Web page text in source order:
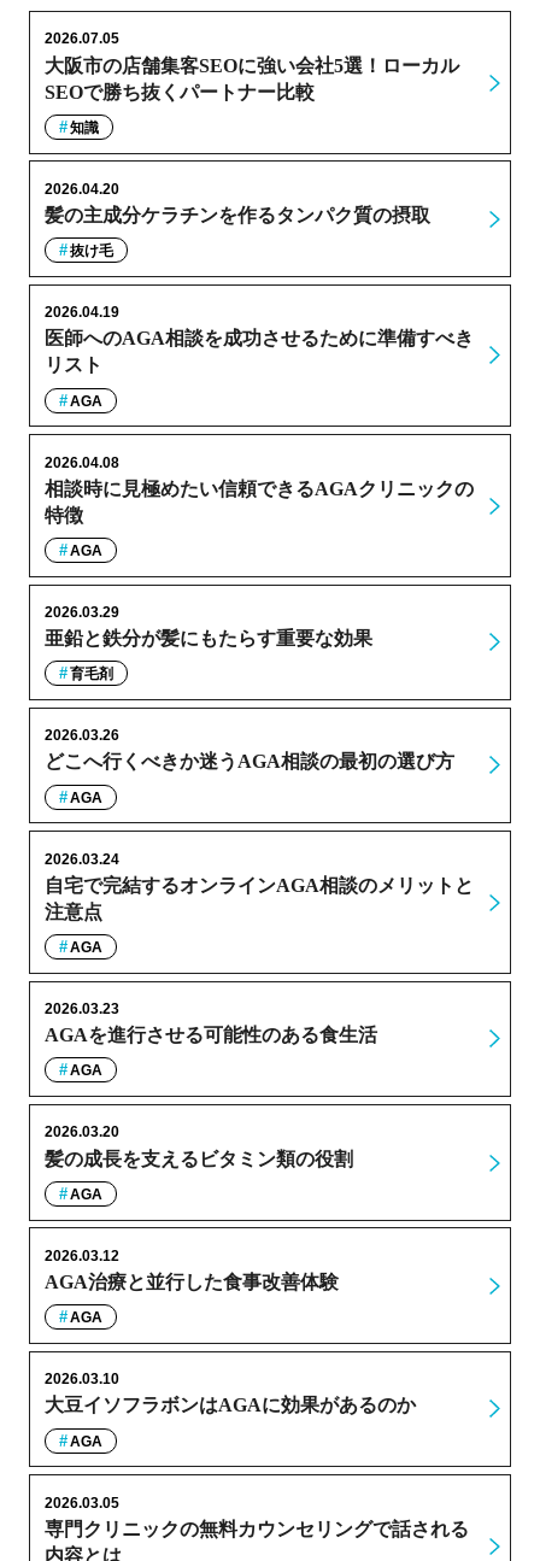
大阪市の店舗集客SEOに強い会社5選！ローカル
SEOで勝ち抜くパートナー比較
2026.07.05
知識
髪の主成分ケラチンを作るタンパク質の摂取
2026.04.20
抜け毛
医師へのAGA相談を成功させるために準備すべき
リスト
2026.04.19
AGA
相談時に見極めたい信頼できるAGAクリニックの
特徴
2026.04.08
AGA
亜鉛と鉄分が髪にもたらす重要な効果
2026.03.29
育毛剤
どこへ行くべきか迷うAGA相談の最初の選び方
2026.03.26
AGA
自宅で完結するオンラインAGA相談のメリットと
注意点
2026.03.24
AGA
AGAを進行させる可能性のある食生活
2026.03.23
AGA
髪の成長を支えるビタミン類の役割
2026.03.20
AGA
AGA治療と並行した食事改善体験
2026.03.12
AGA
大豆イソフラボンはAGAに効果があるのか
2026.03.10
AGA
専門クリニックの無料カウンセリングで話される
内容とは
2026.03.05